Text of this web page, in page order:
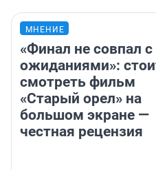
МНЕНИЕ
«Финал не совпал с
ожиданиями»:
смотреть фильм
«Старый орел» на
большом экране —
честная рецензия